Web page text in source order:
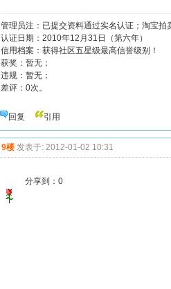
管理员注：已提交资料通过实名认证；淘宝
认证日期：2010年12月31日（第六年）
信用档案：获得社区五星级最高信誉级别！
获奖：暂无；
违规：暂无；
差评：0次。
回复 引用
9楼 发表于: 2012-01-02 10:31
分享到： 0